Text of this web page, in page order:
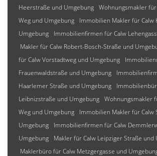
Heerstraße und Umgebung Wohnungsmakler
Weg und Umgebung
Immobilien Makler für Calw
Umgebung
Immobilienfirmen für Calw
Makler für Calw Robert-Bosch-Straße und
für Calw Vorstadtweg und Umgebung
Frauenwaldstraße und Umgebung
Haarlemer Straße und Umgebung
Leibnizstraße und Umgebung Wohnungsmakler
Weg und Umgebung
Immobilien Makler für Calw
Umgebung
Immobilienfirmen für Calw
Umgebung
Makler für Calw Leipziger Straße und
Maklerbüro für Calw Metzgergasse und